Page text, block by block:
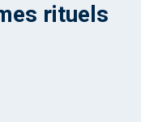
rituels